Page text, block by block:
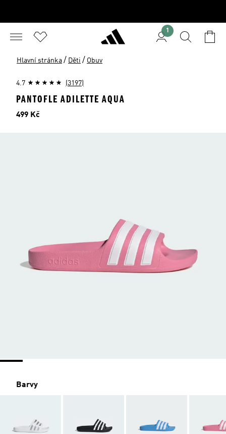
1
Hlavní stránka / Děti / Obuv
4.7 (3197)
PANTOFLE ADILETTE AQUA
Cena
499 Kč
Barvy